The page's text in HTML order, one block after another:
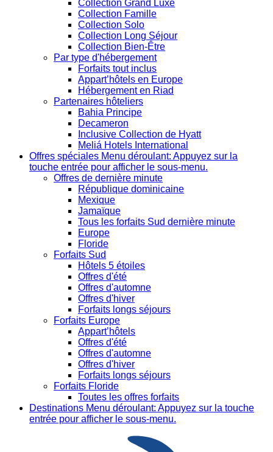
Collection Grand Luxe
Collection Famille
Collection Solo
Collection Long Séjour
Collection Bien-Être
Par type d'hébergement
Forfaits tout inclus
Appart’hôtels en Europe
Hébergement en Riad
Partenaires hôteliers
Bahia Principe
Decameron
Inclusive Collection de Hyatt
Meliá Hotels International
Offres spéciales Menu déroulant: Appuyez sur la
touche entrée pour afficher le sous-menu.
Offres de dernière minute
République dominicaine
Mexique
Jamaïque
Tous les forfaits Sud dernière minute
Europe
Floride
Forfaits Sud
Hôtels 5 étoiles
Offres d'été
Offres d'automne
Offres d'hiver
Forfaits longs séjours
Forfaits Europe
Appart’hôtels
Offres d'été
Offres d'automne
Offres d'hiver
Forfaits longs séjours
Forfaits Floride
Toutes les offres forfaits
Destinations Menu déroulant: Appuyez sur la touche
entrée pour afficher le sous-menu.